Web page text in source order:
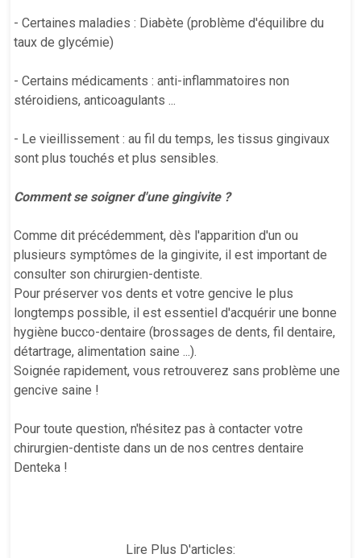
- Certaines maladies : Diabète (problème d'équilibre du
taux de glycémie)
- Certains médicaments : anti-inflammatoires non
stéroidiens, anticoagulants ...
- Le vieillissement : au fil du temps, les tissus gingivaux
sont plus touchés et plus sensibles.
Comment se soigner d'une gingivite ?
Comme dit précédemment, dès l'apparition d'un ou
plusieurs symptômes de la gingivite, il est important de
consulter son chirurgien-dentiste.
Pour préserver vos dents et votre gencive le plus
longtemps possible, il est essentiel d'acquérir une bonne
hygiène bucco-dentaire (brossages de dents, fil dentaire,
détartrage, alimentation saine ...).
Soignée rapidement, vous retrouverez sans problème une
gencive saine !
Pour toute question, n'hésitez pas à contacter votre
chirurgien-dentiste dans un de nos centres dentaire
Denteka !
Lire Plus D'articles: